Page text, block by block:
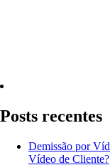
Posts recentes
Demissão por
Vídeo de Cliente?